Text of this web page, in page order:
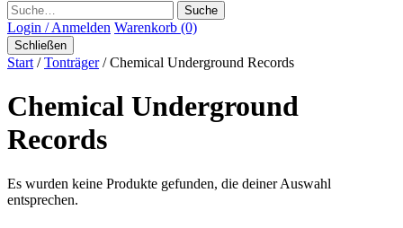
Suche
Login / Anmelden Warenkorb (0)
Schließen
Start /Tonträger/ Chemical Underground Records
Chemical Underground
Records
Es wurden keine Produkte gefunden, die deiner Auswahl
entsprechen.